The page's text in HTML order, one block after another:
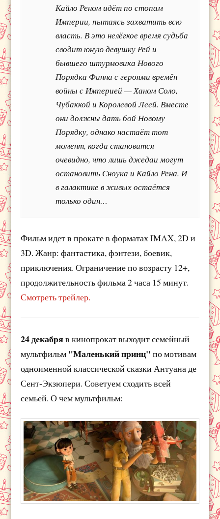
Кайло Реном идёт по стопам
Империи, пытаясь захватить всю
власть. В это нелёгкое время судьба
сводит юную девушку Рей и
бывшего штурмовика Нового
Порядка Финна с героями времён
войны с Империей — Ханом Соло,
Чубаккой и Королевой Леей. Вместе
они должны дать бой Новому
Порядку, однако настаёт тот
момент, когда становится
очевидно, что лишь джедаи могут
остановить Сноука и Кайло Рена. И
в галактике в живых остаётся
только один…
Фильм идет в прокате в форматах IMAX, 2D и
3D. Жанр: фантастика, фэнтези, боевик,
приключения. Ограничение по возрасту 12+,
продолжительность фильма 2 часа 15 минут.
Смотреть трейлер.
24 декабряв кинопрокат выходит семейный
мультфильм "Маленький принц" по мотивам
одноименной классической сказки Антуана де
Сент-Экзюпери. Советуем сходить всей
семьей. О чем мультфильм: